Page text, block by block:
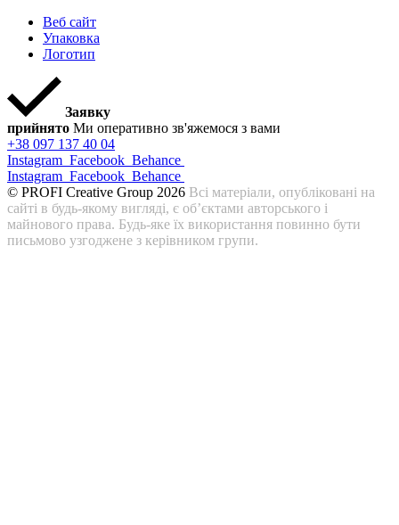
Веб сайт
Упаковка
Логотип
Заявку
прийнято Ми оперативно зв'яжемося з вами
+38 097 137 40 04
Instagram Facebook Behance
Instagram Facebook Behance
© PROFI Creative Group 2026 Всі матеріали, опубліковані на
сайті в будь-якому вигляді, є об’єктами авторського і
майнового права. Будь-яке їх використання повинно бути
письмово узгоджене з керівником групи.